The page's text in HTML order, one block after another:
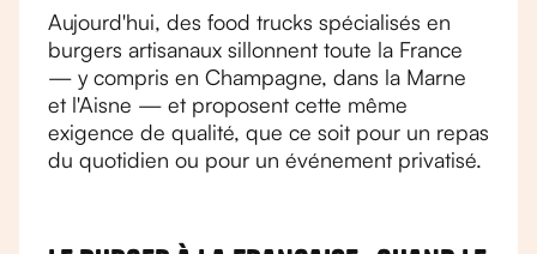
Aujourd'hui, des food trucks spécialisés en
burgers artisanaux sillonnent toute la France
— y compris en Champagne, dans la Marne
et l'Aisne — et proposent cette même
exigence de qualité, que ce soit pour un repas
du quotidien ou pour un événement privatisé.